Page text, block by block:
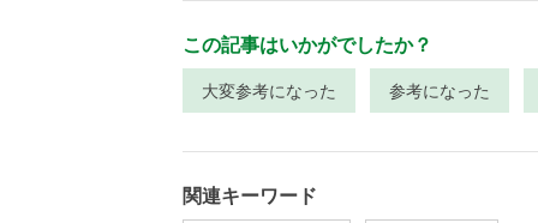
この記事はいかがでしたか？
大変参考になった 参考になった
関連キーワード